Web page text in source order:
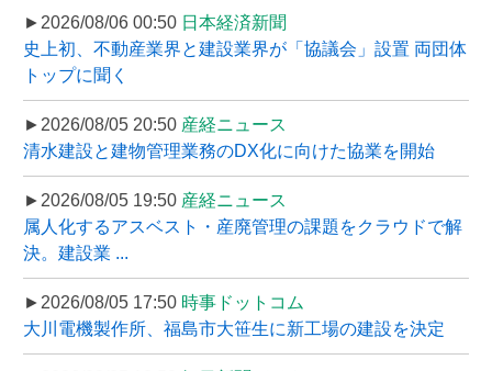
►2026/08/06 00:50 日本経済新聞
史上初、不動産業界と建設業界が「協議会」設置 両団体
トップに聞く
►2026/08/05 20:50 産経ニュース
清水建設と建物管理業務のDX化に向けた協業を開始
►2026/08/05 19:50 産経ニュース
属人化するアスベスト・産廃管理の課題をクラウドで解
決。建設業 ...
►2026/08/05 17:50 時事ドットコム
大川電機製作所、福島市大笹生に新工場の建設を決定